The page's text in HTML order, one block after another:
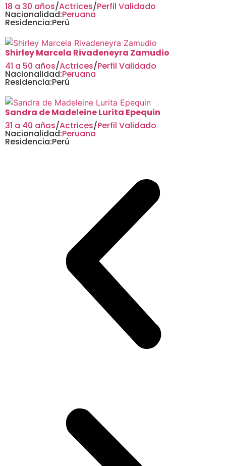
18 a 30 años/Actrices/Perfil Validado
Nacionalidad:Peruana
Residencia:Perú
Shirley Marcela Rivadeneyra Zamudio
41 a 50 años/Actrices/Perfil Validado
Nacionalidad:Peruana
Residencia:Perú
Sandra de Madeleine Lurita Epequin
31 a 40 años/Actrices/Perfil Validado
Nacionalidad:Peruana
Residencia:Perú